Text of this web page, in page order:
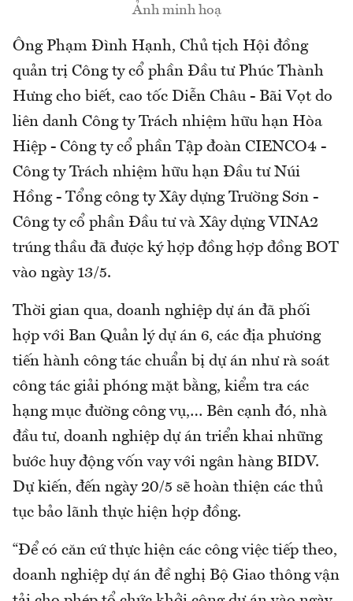
Ảnh minh hoạ
Ông Phạm Đình Hạnh, Chủ tịch Hội đồng
quản trị Công ty cổ phần Đầu tư Phúc Thành
Hưng cho biết, cao tốc Diễn Châu - Bãi Vọt do
liên danh Công ty Trách nhiệm hữu hạn Hòa
Hiệp - Công ty cổ phần Tập đoàn CIENCO4 -
Công ty Trách nhiệm hữu hạn Đầu tư Núi
Hồng - Tổng công ty Xây dựng Trường Sơn -
Công ty cổ phần Đầu tư và Xây dựng VINA2
trúng thầu đã được ký hợp đồng hợp đồng BOT
vào ngày 13/5.
Thời gian qua, doanh nghiệp dự án đã phối
hợp với Ban Quản lý dự án 6, các địa phương
tiến hành công tác chuẩn bị dự án như rà soát
công tác giải phóng mặt bằng, kiểm tra các
hạng mục đường công vụ,… Bên cạnh đó, nhà
đầu tư, doanh nghiệp dự án triển khai những
bước huy động vốn vay với ngân hàng BIDV.
Dự kiến, đến ngày 20/5 sẽ hoàn thiện các thủ
tục bảo lãnh thực hiện hợp đồng.
“Để có căn cứ thực hiện các công việc tiếp theo,
doanh nghiệp dự án đề nghị Bộ Giao thông vận